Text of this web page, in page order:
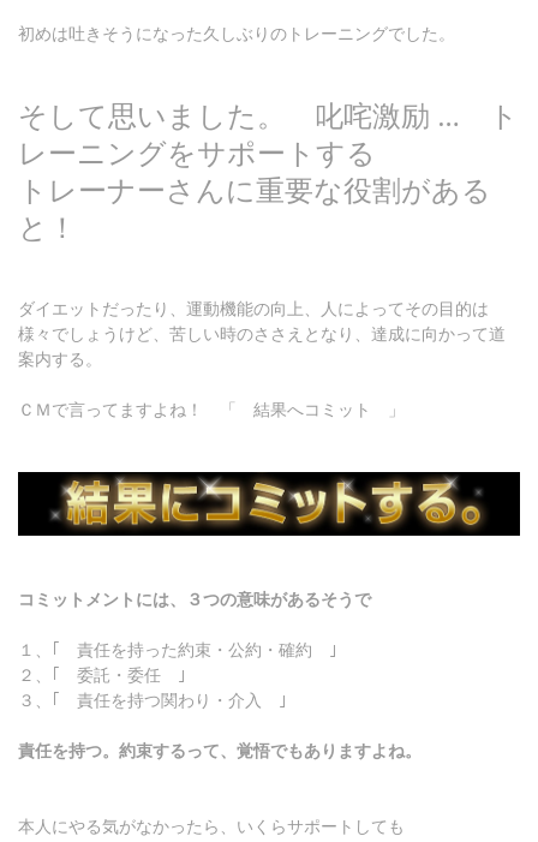
初めは吐きそうになった久しぶりのトレーニングでした。
そして思いました。 叱咤激励 … ト
レーニングをサポートする
トレーナーさんに重要な役割がある
と！
ダイエットだったり、運動機能の向上、人によってその目的は
様々でしょうけど、苦しい時のささえとなり、達成に向かって道
案内する。
ＣＭで言ってますよね！ 「 結果へコミット 」
コミットメントには、３つの意味があるそうで
１、｢ 責任を持った約束・公約・確約 ｣
２、｢ 委託・委任 ｣
３、｢ 責任を持つ関わり・介入 ｣
責任を持つ。約束するって、覚悟でもありますよね。
本人にやる気がなかったら、いくらサポートしても